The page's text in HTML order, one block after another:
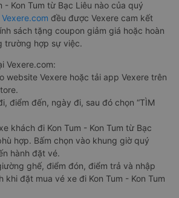
- Kon Tum từ Bạc Liêu nào của quý
Vexere.com đều được Vexere cam kết
sách tặng coupon giảm giá hoặc hoàn
trường hợp sự việc.
Vexere.com:
website Vexere hoặc tải app Vexere trên
điểm đến, ngày đi, sau đó chọn “TÌM
khách đi Kon Tum - Kon Tum từ Bạc
hợp. Bấm chọn vào khung giờ quý
hành đặt vé.
ghế, điểm đón, điểm trả và nhập
khi đặt mua vé xe đi Kon Tum - Kon Tum